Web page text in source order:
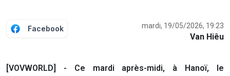
Facebook mardi, 19/05/2026, 19:23
Van Hiêu
[VOVWORLD] - Ce mardi après-midi, à Hanoï, le